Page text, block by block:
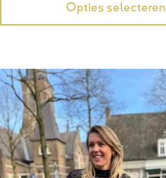
Opties selecteren